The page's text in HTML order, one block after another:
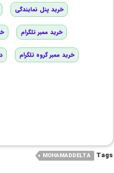
خرید پنل نمایندگی
خرید ممبر تلگرام
خرید ممبر گروه تلگرام
Tags
MOHAMADDELTA